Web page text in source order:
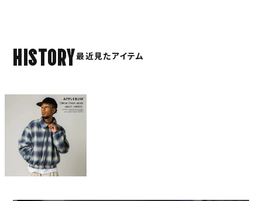
HISTORY最近見たアイテム